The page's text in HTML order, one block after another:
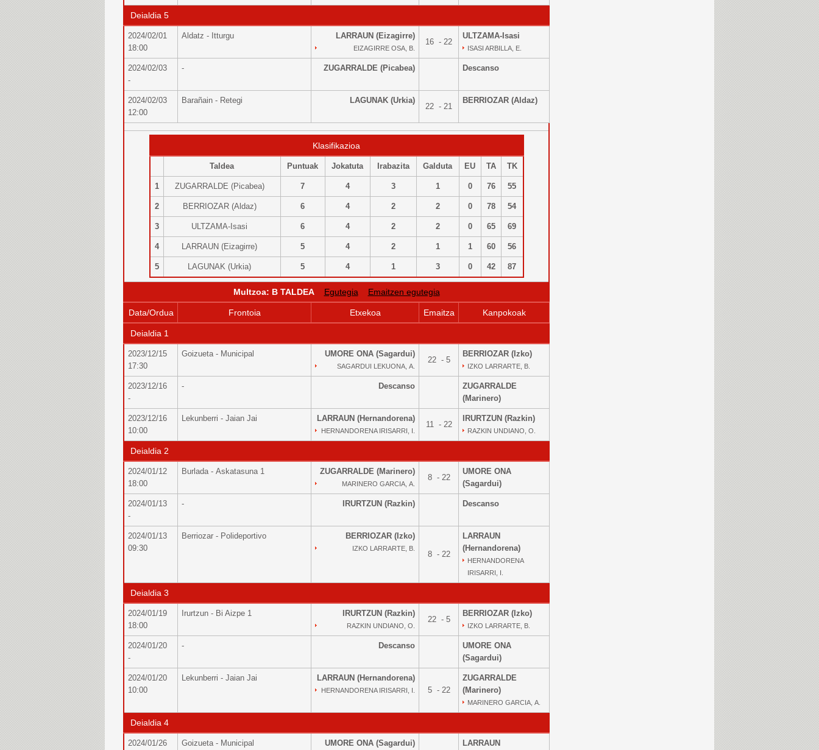
Deialdia 5
2024/02/01
18:00
Aldatz - Itturgu LARRAUN (Eizagirre)
EIZAGIRRE OSA, B.
16 - 22
ULTZAMA-Isasi
ISASI ARBILLA, E.
2024/02/03
-
- ZUGARRALDE (Picabea) Descanso
2024/02/03
12:00
Barañain - Retegi LAGUNAK (Urkia)
22 - 21
BERRIOZAR (Aldaz)
Klasifikazioa
Taldea Puntuak Jokatuta Irabazita Galduta EU TA TK
1 ZUGARRALDE (Picabea) 7 4 3 1 0 76 55
2 BERRIOZAR (Aldaz) 6 4 2 2 0 78 54
3 ULTZAMA-Isasi 6 4 2 2 0 65 69
4 LARRAUN (Eizagirre) 5 4 2 1 1 60 56
5 LAGUNAK (Urkia) 5 4 1 3 0 42 87
Multzoa: B TALDEA Egutegia Emaitzen egutegia
Data/Ordua Frontoia Etxekoa Emaitza Kanpokoak
Deialdia 1
2023/12/15
17:30
Goizueta - Municipal UMORE ONA (Sagardui)
SAGARDUI LEKUONA, A.
22 - 5
BERRIOZAR (Izko)
IZKO LARRARTE, B.
2023/12/16
-
- Descanso
ZUGARRALDE
(Marinero)
2023/12/16
10:00
Lekunberri - Jaian Jai LARRAUN (Hernandorena)
HERNANDORENA IRISARRI, I.
11 - 22
IRURTZUN (Razkin)
RAZKIN UNDIANO, O.
Deialdia 2
2024/01/12
18:00
Burlada - Askatasuna 1 ZUGARRALDE (Marinero)
MARINERO GARCIA, A.
8 - 22
UMORE ONA
(Sagardui)
2024/01/13
-
- IRURTZUN (Razkin) Descanso
2024/01/13
09:30
Berriozar - Polideportivo BERRIOZAR (Izko)
IZKO LARRARTE, B.
8 - 22
LARRAUN
(Hernandorena)
HERNANDORENA
IRISARRI, I.
Deialdia 3
2024/01/19
18:00
Irurtzun - Bi Aizpe 1 IRURTZUN (Razkin)
RAZKIN UNDIANO, O.
22 - 5
BERRIOZAR (Izko)
IZKO LARRARTE, B.
2024/01/20
-
- Descanso
UMORE ONA
(Sagardui)
2024/01/20
10:00
Lekunberri - Jaian Jai LARRAUN (Hernandorena)
HERNANDORENA IRISARRI, I. 5 - 22
ZUGARRALDE
(Marinero)
MARINERO GARCIA, A.
Deialdia 4
2024/01/26
Goizueta - Municipal UMORE ONA (Sagardui)
LARRAUN